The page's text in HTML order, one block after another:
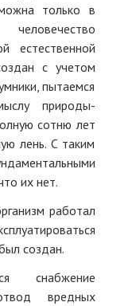
только в
естественной
с учетом
пытаемся
природы-
сотню лет
лень. С таким
их нет.
работал
создан.
снабжение
вредных